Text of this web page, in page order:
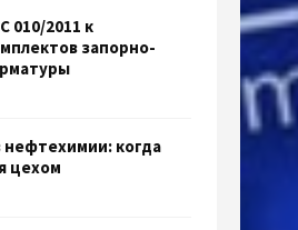
010/2011 к
запорно-
нефтехимии: когда
цехом